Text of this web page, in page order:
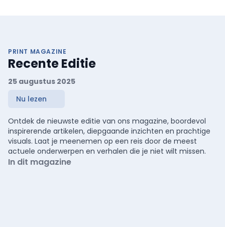
PRINT MAGAZINE
Recente Editie
25 augustus 2025
Nu lezen
Ontdek de nieuwste editie van ons magazine, boordevol
inspirerende artikelen, diepgaande inzichten en prachtige
visuals. Laat je meenemen op een reis door de meest
actuele onderwerpen en verhalen die je niet wilt missen.
In dit magazine